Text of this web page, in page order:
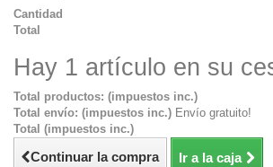
Cantidad
Total
Hay 1 artículo en su
Total productos: (impuestos inc.)
Total envío: (impuestos inc.) Envío gratuito!
Total (impuestos inc.)
Continuar la compra Ir a la caja